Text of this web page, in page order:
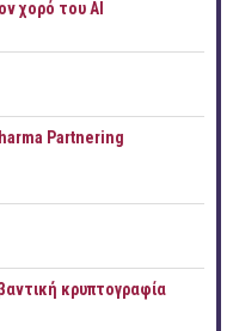
χορό του AI
Partnering
κρυπτογραφία